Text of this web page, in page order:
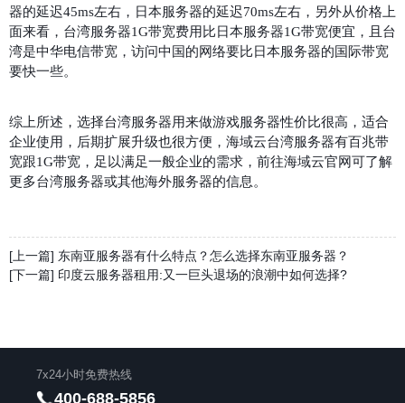
器的延迟45ms左右，日本服务器的延迟70ms左右，另外从价格上
面来看，台湾服务器1G带宽费用比日本服务器1G带宽便宜，且台
湾是中华电信带宽，访问中国的网络要比日本服务器的国际带宽
要快一些。
综上所述，选择台湾服务器用来做游戏服务器性价比很高，适合
企业使用，后期扩展升级也很方便，海域云台湾服务器有百兆带
宽跟1G带宽，足以满足一般企业的需求，前往海域云官网可了解
更多台湾服务器或其他海外服务器的信息。
[上一篇] 东南亚服务器有什么特点？怎么选择东南亚服务器？
[下一篇] 印度云服务器租用:又一巨头退场的浪潮中如何选择?
7x24小时免费热线
400-688-5856